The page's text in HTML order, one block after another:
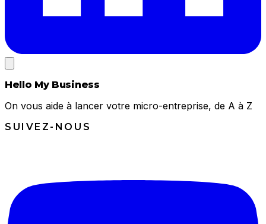
Hello My Business
On vous aide à lancer votre micro-entreprise, de A à Z
SUIVEZ-NOUS